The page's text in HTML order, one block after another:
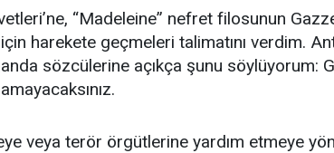
“Madeleine” nefret filosunun Gazze
harekete geçmeleri talimatını verdim.
sözcülerine açıkça şunu söylüyorum:
veya terör örgütlerine yardım etmeye